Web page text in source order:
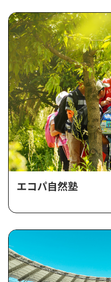
エコパ自然塾